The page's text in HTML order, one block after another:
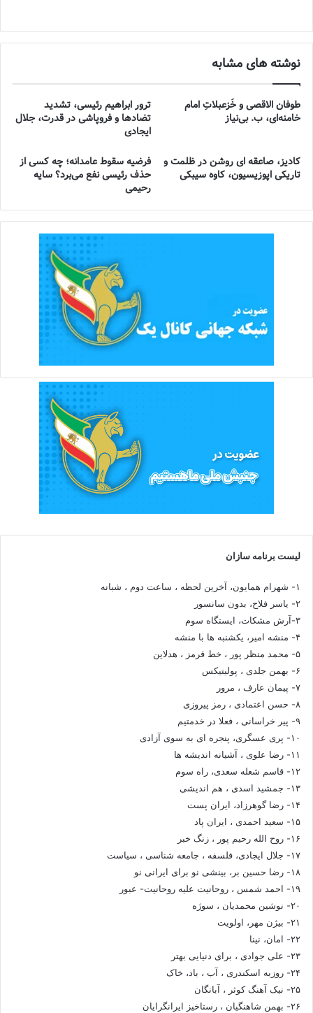
نوشته های مشابه
طوفان الاقصی و خُزعبلاتِ امام
خامنه‌ای، ب. بی‌نیاز
ترور ابراهیم رئیسی، تشدید
تضادها و فروپاشی در قدرت، جلال
ایجادی
کادیز، صاعقه ای روشن در ظلمت و
تاریکی اپوزیسیون، کاوه سیبکی
فرضیه سقوط عامدانه؛ چه کسی از
حذف رئیسی نفع می‌برد؟ سایه
رحیمی
لیست برنامه سازان
۱- شهرام همایون، آخرین لحظه ، ساعت دوم ، شبانه
۲- یاسر فلاح، بدون سانسور
۳-آرش مشکات، ایستگاه سوم
۴- منشه امیر، یکشنبه ها با منشه
۵- محمد منظر پور ، خط قرمز ، هدلاین
۶- بهمن جلدی ، پولیتیکس
۷- پیمان عارف ، مرور
۸- حسن اعتمادی ، رمز پیروزی
۹- پیر خراسانی ، فعلا در خدمتیم
۱۰- پری عسگری، پنجره ای به سوی آزادی
۱۱- رضا علوی ، آشیانه اندیشه ها
۱۲- قاسم شعله سعدی، راه سوم
۱۳- جمشید اسدی ، هم اندیشی
۱۴- رضا گوهرزاد، ایران پست
۱۵- سعید احمدی ، ایران پاد
۱۶- روح الله رحیم پور ، زنگ خبر
۱۷- جلال ایجادی، فلسفه ، جامعه شناسی ، سیاست
۱۸- رضا حسین بر، بینشی نو برای ایرانی نو
۱۹- احمد شمس ، روحانیت علیه روحانیت- عبور
۲۰- نوشین محمدیان ، سوژه
۲۱- بیژن مهر، اولویت
۲۲- امان، نینا
۲۳- علی جوادی ، برای دنیایی بهتر
۲۴- روزبه اسکندری ، آب ، باد، خاک
۲۵- نیک آهنگ کوثر ، آبانگان
۲۶- بهمن شاهنگیان ، رستاخیز ایرانگرایان